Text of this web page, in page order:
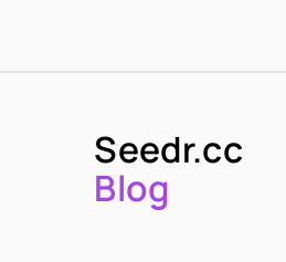
Seedr.cc
Blog